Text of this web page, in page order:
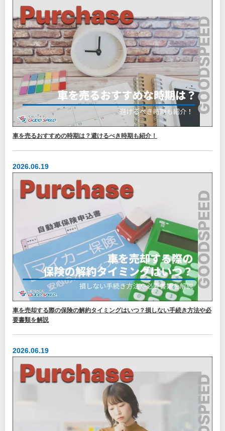
車を売るおすすめの時期は？避けるべき時期も紹介！
2026.06.19
車を売却する際の保険の解約タイミングはいつ？損しない手続き方法や必
要書類を解説
2026.06.19